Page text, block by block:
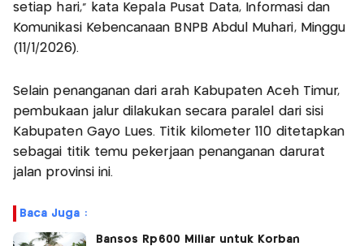
setiap hari," kata Kepala Pusat Data, Informasi dan
Komunikasi Kebencanaan BNPB Abdul Muhari, Minggu
(11/1/2026).
Selain penanganan dari arah Kabupaten Aceh Timur,
pembukaan jalur dilakukan secara paralel dari sisi
Kabupaten Gayo Lues. Titik kilometer 110 ditetapkan
sebagai titik temu pekerjaan penanganan darurat
jalan provinsi ini.
Baca Juga :
Bansos Rp600 Miliar untuk Korban